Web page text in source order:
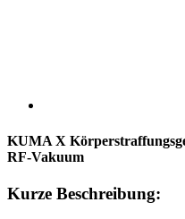
KUMA X
RF-Vakuum
Kurze Beschreibung: